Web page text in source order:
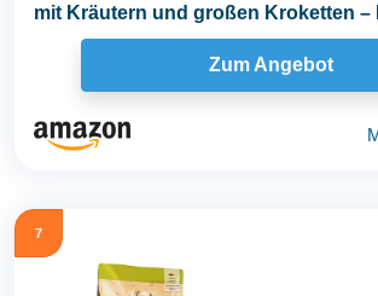
mit Kräutern und großen Kroketten –
Zum Angebot
7